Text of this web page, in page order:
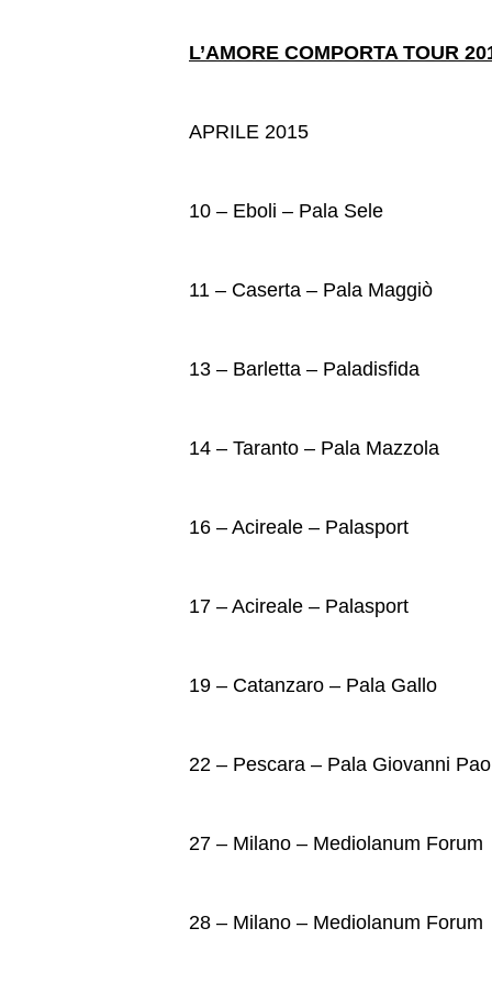
L’AMORE COMPORTA TOUR
APRILE 2015
10 – Eboli – Pala Sele
11 – Caserta – Pala Maggiò
13 – Barletta – Paladisfida
14 – Taranto – Pala Mazzola
16 – Acireale – Palasport
17 – Acireale – Palasport
19 – Catanzaro – Pala Gallo
22 – Pescara – Pala Giovanni
27 – Milano – Mediolanum Forum
28 – Milano – Mediolanum Forum